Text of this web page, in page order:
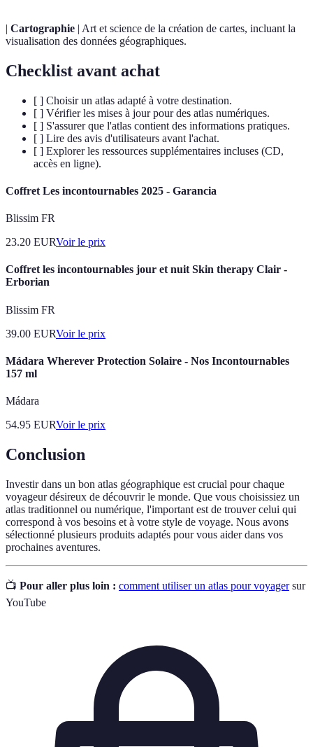
| Cartographie | Art et science de la création de cartes, incluant la
visualisation des données géographiques.
Checklist avant achat
[ ] Choisir un atlas adapté à votre destination.
[ ] Vérifier les mises à jour pour des atlas numériques.
[ ] S'assurer que l'atlas contient des informations pratiques.
[ ] Lire des avis d'utilisateurs avant l'achat.
[ ] Explorer les ressources supplémentaires incluses (CD,
accès en ligne).
Coffret Les incontournables 2025 - Garancia
Blissim FR
23.20 EURVoir le prix
Coffret les incontournables jour et nuit Skin therapy Clair -
Erborian
Blissim FR
39.00 EURVoir le prix
Mádara Wherever Protection Solaire - Nos Incontournables
157 ml
Mádara
54.95 EURVoir le prix
Conclusion
Investir dans un bon atlas géographique est crucial pour chaque
voyageur désireux de découvrir le monde. Que vous choisissiez un
atlas traditionnel ou numérique, l'important est de trouver celui qui
correspond à vos besoins et à votre style de voyage. Nous avons
sélectionné plusieurs produits adaptés pour vous aider dans vos
prochaines aventures.
📺 Pour aller plus loin : comment utiliser un atlas pour voyagersur
YouTube